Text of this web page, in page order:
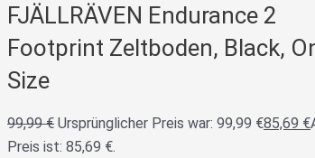
FJÄLLRÄVEN Endurance 2
Footprint Zeltboden, Black,
Size
99,99€ Ursprünglicher Preis war: 99,99 €85,69 €
Preis ist: 85,69 €.